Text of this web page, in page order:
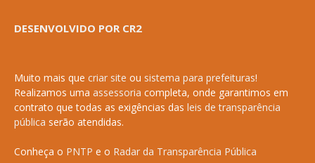
DESENVOLVIDO POR CR2
Muito mais que criar site ou sistema para prefeituras!
Realizamos uma assessoria completa, onde garantimos em
contrato que todas as exigências das leis de transparência
pública serão atendidas.
Conheça o PNTP e o Radar da Transparência Pública